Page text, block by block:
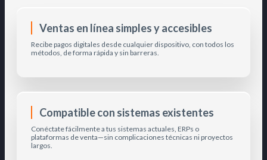
Ventas en línea simples y accesibles
Recibe pagos digitales desde cualquier dispositivo, con todos los
métodos, de forma rápida y sin barreras.
Compatible con sistemas existentes
Conéctate fácilmente a tus sistemas actuales, ERPs o
plataformas de venta—sin complicaciones técnicas ni proyectos
largos.